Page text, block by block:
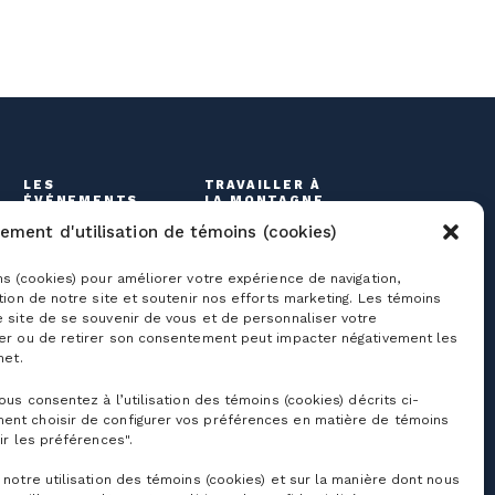
d'utilisation de témoins (cookies)
(cookies) pour améliorer votre expérience de navigation,
de notre site et soutenir nos efforts marketing. Les témoins
site de se souvenir de vous et de personnaliser votre
ou de retirer son consentement peut impacter négativement les
consentez à l’utilisation des témoins (cookies) décrits ci-
choisir de configurer vos préférences en matière de témoins
les préférences".
utilisation des témoins (cookies) et sur la manière dont nous
LES
ÉVÉNEMENTS
TRAVAILLER À
LA MONTAGNE
Liens utiles